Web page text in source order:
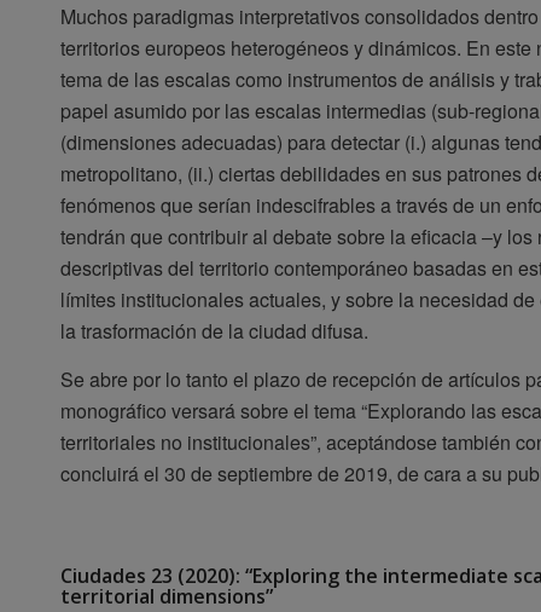
Muchos paradigmas interpretativos consolidados
territorios europeos heterogéneos y dinámicos. En este
tema de las escalas como instrumentos de análisis y
papel asumido por las escalas intermedias (sub-
(dimensiones adecuadas) para detectar (i.) algunas
metropolitano, (ii.) ciertas debilidades en sus patrones
fenómenos que serían indescifrables a través de un
tendrán que contribuir al debate sobre la eficacia –y
descriptivas del territorio contemporáneo basadas en
límites institucionales actuales, y sobre la necesidad
la trasformación de la ciudad difusa.
Se abre por lo tanto el plazo de recepción de artículos
monográfico versará sobre el tema “Explorando las
territoriales no institucionales”, aceptándose también
concluirá el 30 de septiembre de 2019, de cara a su
Ciudades 23 (2020): “Exploring the intermediate
territorial dimensions”